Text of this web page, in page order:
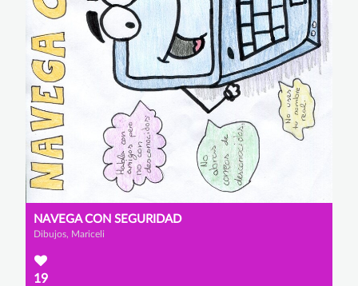
NAVEGA CON SEGURIDAD
Dibujos, Mariceli
19